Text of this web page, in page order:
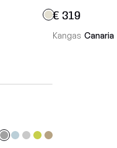
€ 319
Kangas Canaria